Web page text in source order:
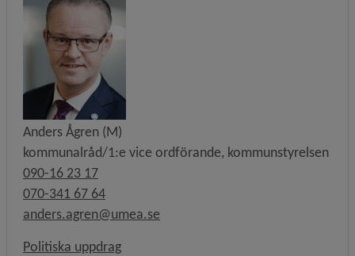
Anders Ågren (M)
kommunalråd/1:e vice ordförande, kommunstyrelsen
090-16 23 17
070-341 67 64
anders.agren@umea.se
Politiska uppdragLänk till annan webbplats, öppnas i nytt